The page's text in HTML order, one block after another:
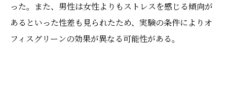
った。また、男性は女性よりもストレスを感じる傾向が
あるといった性差も見られたため、実験の条件によりオ
フィスグリーンの効果が異なる可能性がある。